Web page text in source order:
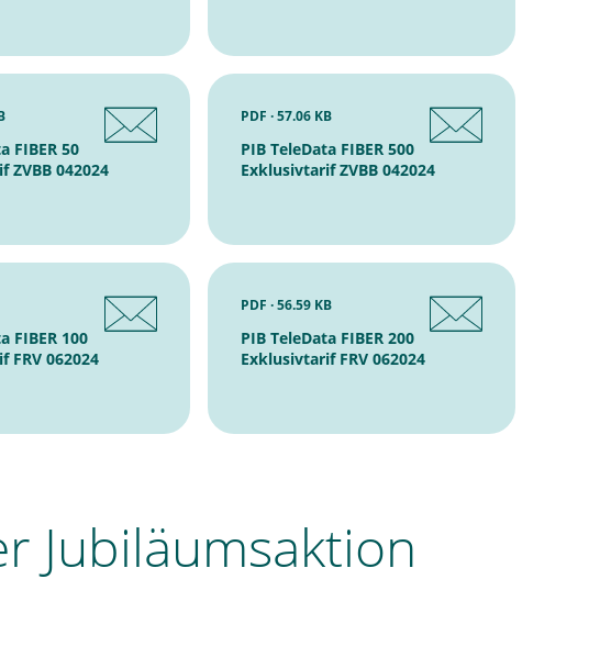
FIBER 50
ZVBB 042024
PIB TeleData FIBER 500
Exklusivtarif ZVBB 042024
PDF · 57.06 KB
FIBER 100
FRV 062024
PIB TeleData FIBER 200
Exklusivtarif FRV 062024
PDF · 56.59 KB
Jubiläumsaktion